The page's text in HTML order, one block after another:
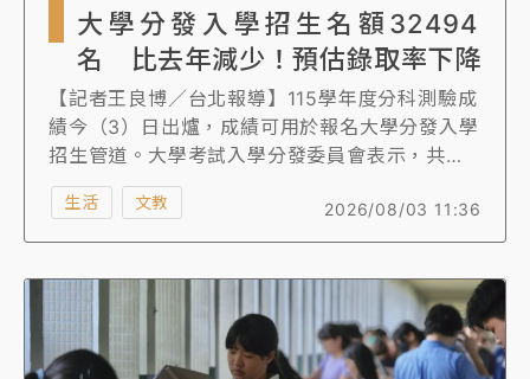
大學分發入學招生名額32494
名 比去年減少！預估錄取率下降
【記者王良博／台北報導】115學年度分科測驗成
績今（3）日出爐，成績可用於報名大學分發入學
招生管道。大學考試入學分發委員會表示，共有
60校、1764個系組參與分發入學，總招生名額為
32494名，比去年減少887名，因分科測驗考生
增加、分發入學招生名額減少，預估錄取率比去
2026/08/03 11:36
生活 文教